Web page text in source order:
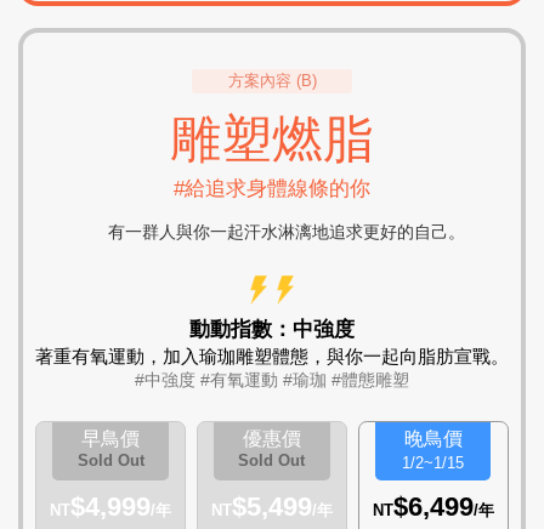
方案內容 (B)
雕塑燃脂
#給追求身體線條的你
有一群人與你一起汗水淋漓地追求更好的自己。
動動指數：中強度
著重有氧運動，加入瑜珈雕塑體態， 與你一起向脂肪宣戰。
#中強度 #有氧運動 #瑜珈 #體態雕塑
早鳥價
Sold Out
NT$4,999/年
優惠價
Sold Out
NT$5,499/年
晚鳥價
1/2~1/15
NT$6,499/年